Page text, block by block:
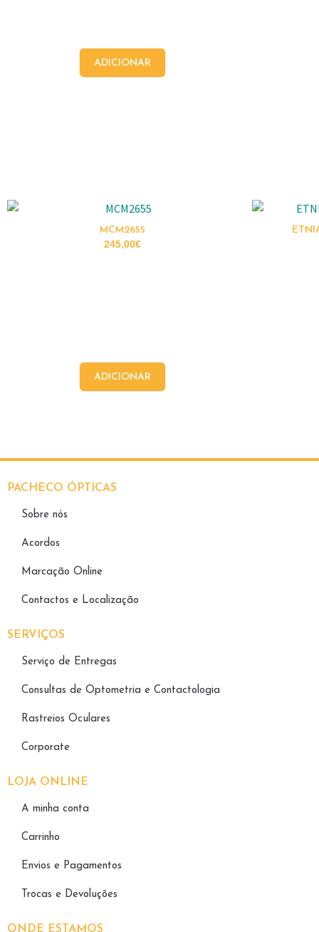
ADICIONAR
MCM2655
245,00€
ADICIONAR
PACHECO ÓPTICAS
Sobre nós
Acordos
Marcação Online
Contactos e Localização
SERVIÇOS
Serviço de Entregas
Consultas de Optometria e Contactologia​
Rastreios Oculares
Corporate
LOJA ONLINE
A minha conta
Carrinho
Envios e Pagamentos
Trocas e Devoluções
ONDE ESTAMOS